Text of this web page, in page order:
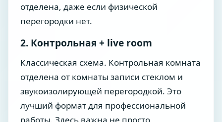
отделена, даже если физической
перегородки нет.
2. Контрольная + live room
Классическая схема. Контрольная комната
отделена от комнаты записи стеклом и
звукоизолирующей перегородкой. Это
лучший формат для профессиональной
работы. Здесь важна не просто